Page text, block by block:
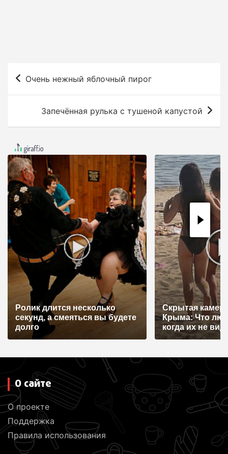
а
ц
и
я
п
о
з
а
п
с
Очень нежный яблочный пирог
Запечённая рулька с тушеной капустой
Ролик длится несколько
секунд, а смеяться вы будете
долго
Скрытая
Крыма: Что
когда их не
О сайте
О проекте
Поддержка
Правила использования